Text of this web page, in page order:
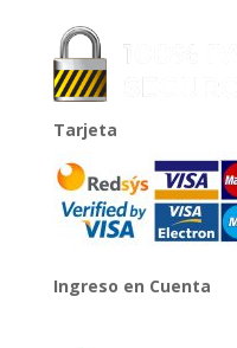
Tarjeta
Ingreso en Cuenta